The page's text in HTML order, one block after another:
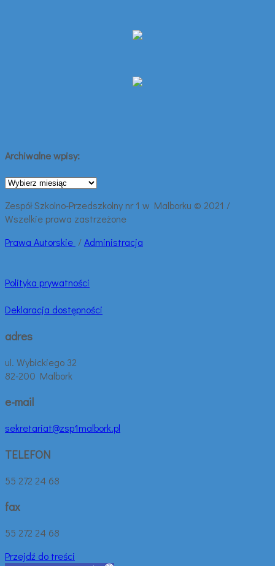
Archiwalne wpisy:
Archiwalne
Zespół Szkolno-Przedszkolny nr 1 w Malborku © 2021 /
Wszelkie prawa zastrzeżone
Prawa Autorskie /Administracja
Polityka prywatności
Deklaracja dostępności
adres
ul. Wybickiego 32
82-200 Malbork
e-mail
sekretariat@zsp1malbork.pl
TELEFON
55 272 24 68
fax
55 272 24 68
Przejdź do treści